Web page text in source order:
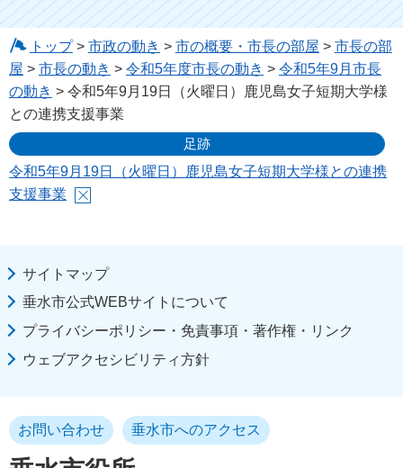
トップ> 市政の動き > 市の概要・市長の部屋 > 市長の部
屋 > 市長の動き > 令和5年度市長の動き > 令和5年9月市長
の動き > 令和5年9月19日（火曜日）鹿児島女子短期大学様
との連携支援事業
足跡
令和5年9月19日（火曜日）鹿児島女子短期大学様との連携
支援事業
サイトマップ
垂水市公式WEBサイトについて
プライバシーポリシー・免責事項・著作権・リンク
ウェブアクセシビリティ方針
お問い合わせ 垂水市へのアクセス